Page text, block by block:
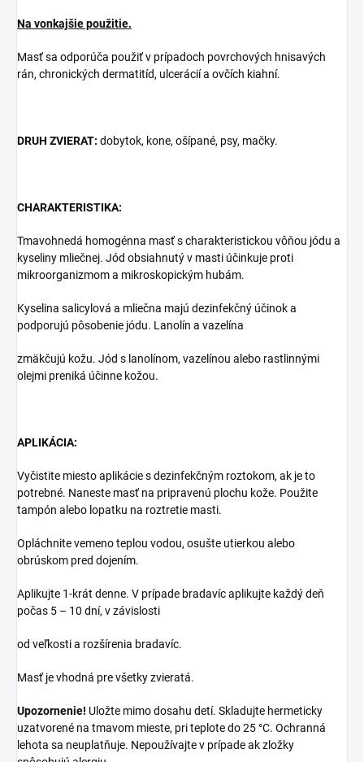
Na vonkajšie použitie.
Masť sa odporúča použiť v prípadoch povrchových hnisavých
rán, chronických dermatitíd, ulcerácií a ovčích kiahní.
DRUH ZVIERAT: dobytok, kone, ošípané, psy, mačky.
CHARAKTERISTIKA:
Tmavohnedá homogénna masť s charakteristickou vôňou jódu a
kyseliny mliečnej. Jód obsiahnutý v masti účinkuje proti
mikroorganizmom a mikroskopickým hubám.
Kyselina salicylová a mliečna majú dezinfekčný účinok a
podporujú pôsobenie jódu. Lanolín a vazelína
zmäkčujú kožu. Jód s lanolínom, vazelínou alebo rastlinnými
olejmi preniká účinne kožou.
APLIKÁCIA:
Vyčistite miesto aplikácie s dezinfekčným roztokom, ak je to
potrebné. Naneste masť na pripravenú plochu kože. Použite
tampón alebo lopatku na roztretie masti.
Opláchnite vemeno teplou vodou, osušte utierkou alebo
obrúskom pred dojením.
Aplikujte 1-krát denne. V prípade bradavíc aplikujte každý deň
počas 5 – 10 dní, v závislosti
od veľkosti a rozšírenia bradavíc.
Masť je vhodná pre všetky zvieratá.
Upozornenie! Uložte mimo dosahu detí. Skladujte hermeticky
uzatvorené na tmavom mieste, pri teplote do 25 °C. Ochranná
lehota sa neuplatňuje. Nepoužívajte v prípade ak zložky